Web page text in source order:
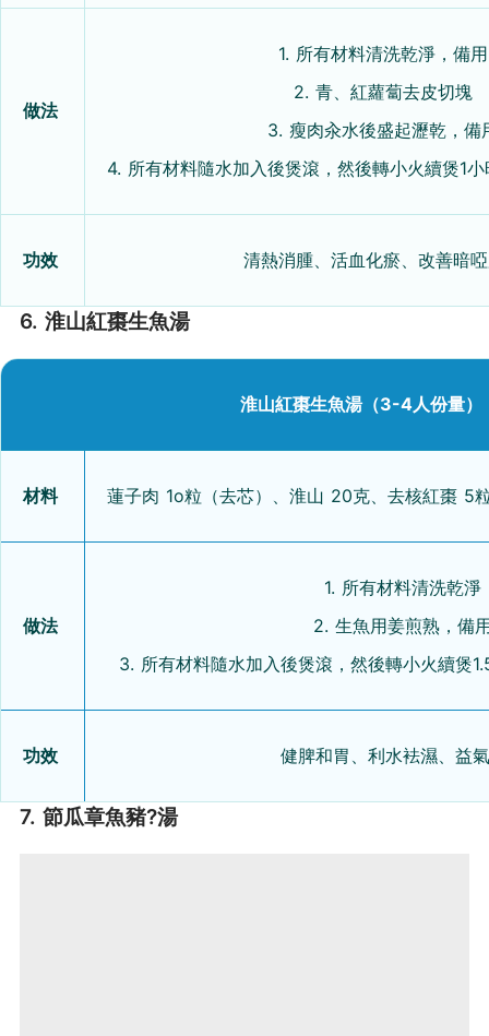
做法
1. 所有材料清洗乾淨，備用
2. 青、紅蘿蔔去皮切塊
3. 瘦肉汆水後盛起瀝乾，備
4. 所有材料隨水加入後煲滾，然後轉小火續煲1
功效 清熱消腫、活血化瘀、改善暗
6. 淮山紅棗生魚湯
淮山紅棗生魚湯（3-4人份量）
材料 蓮子肉 1o粒（去芯）、淮山 20克、去核紅棗 5
做法
1. 所有材料清洗乾淨
2. 生魚用姜煎熟，備
3. 所有材料隨水加入後煲滾，然後轉小火續煲
功效 健脾和胃、利水袪濕、益
7. 節瓜章魚豬?湯